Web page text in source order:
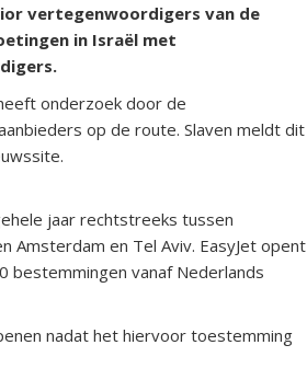
vertegenwoordigers van de
in Israël met
onderzoek door de
op de route. Slaven meldt dit
jaar rechtstreeks tussen
Amsterdam en Tel Aviv. EasyJet opent
bestemmingen vanaf Nederlands
nadat het hiervoor toestemming